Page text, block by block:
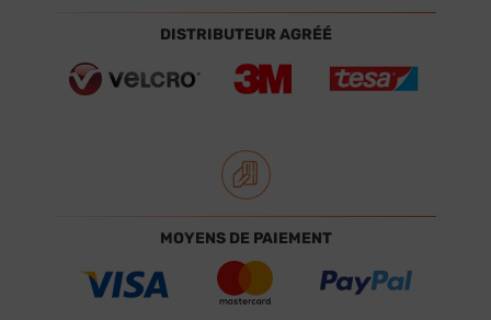
DISTRIBUTEUR AGRÉÉ
MOYENS DE PAIEMENT